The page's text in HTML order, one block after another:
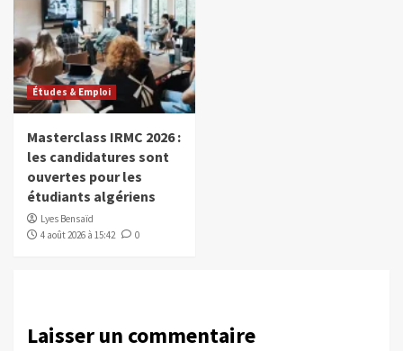
Études & Emploi
Masterclass IRMC 2026 :
les candidatures sont
ouvertes pour les
étudiants algériens
Lyes Bensaïd
4 août 2026 à 15:42
0
Laisser un commentaire